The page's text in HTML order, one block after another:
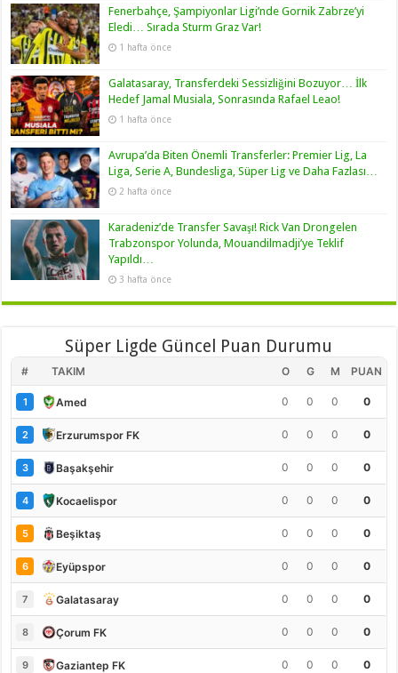
Fenerbahçe, Şampiyonlar Ligi’nde Gornik Zabrze’yi
Eledi… Sırada Sturm Graz Var!
1 hafta önce
Galatasaray, Transferdeki Sessizliğini Bozuyor… İlk
Hedef Jamal Musiala, Sonrasında Rafael Leao!
1 hafta önce
Avrupa’da Biten Önemli Transferler: Premier Lig, La
Liga, Serie A, Bundesliga, Süper Lig ve Daha Fazlası…
2 hafta önce
Karadeniz’de Transfer Savaşı! Rick Van Drongelen
Trabzonspor Yolunda, Mouandilmadji’ye Teklif
Yapıldı…
3 hafta önce
Süper Ligde Güncel Puan Durumu
# TAKIM O G M PUAN
1 Amed 0 0 0 0
2 Erzurumspor FK 0 0 0 0
3 Başakşehir 0 0 0 0
4 Kocaelispor 0 0 0 0
5 Beşiktaş 0 0 0 0
6 Eyüpspor 0 0 0 0
7 Galatasaray 0 0 0 0
8 Çorum FK 0 0 0 0
9 Gaziantep FK 0 0 0 0